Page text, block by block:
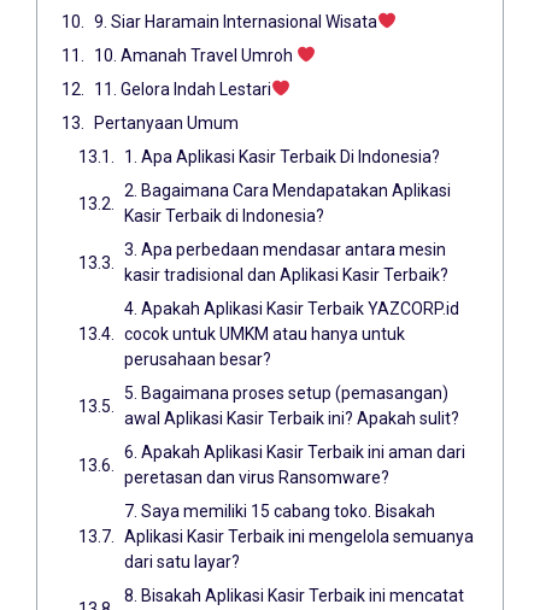
9. Siar Haramain Internasional Wisata
10. Amanah Travel Umroh
11. Gelora Indah Lestari
Pertanyaan Umum
1. Apa Aplikasi Kasir Terbaik Di Indonesia?
2. Bagaimana Cara Mendapatakan Aplikasi
Kasir Terbaik di Indonesia?
3. Apa perbedaan mendasar antara mesin
kasir tradisional dan Aplikasi Kasir Terbaik?
4. Apakah Aplikasi Kasir Terbaik YAZCORP.id
cocok untuk UMKM atau hanya untuk
perusahaan besar?
5. Bagaimana proses setup (pemasangan)
awal Aplikasi Kasir Terbaik ini? Apakah sulit?
6. Apakah Aplikasi Kasir Terbaik ini aman dari
peretasan dan virus Ransomware?
7. Saya memiliki 15 cabang toko. Bisakah
Aplikasi Kasir Terbaik ini mengelola semuanya
dari satu layar?
8. Bisakah Aplikasi Kasir Terbaik ini mencatat